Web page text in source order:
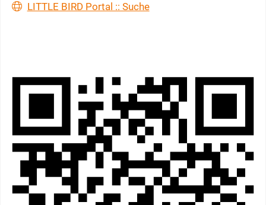
LITTLE BIRD Portal :: Suche